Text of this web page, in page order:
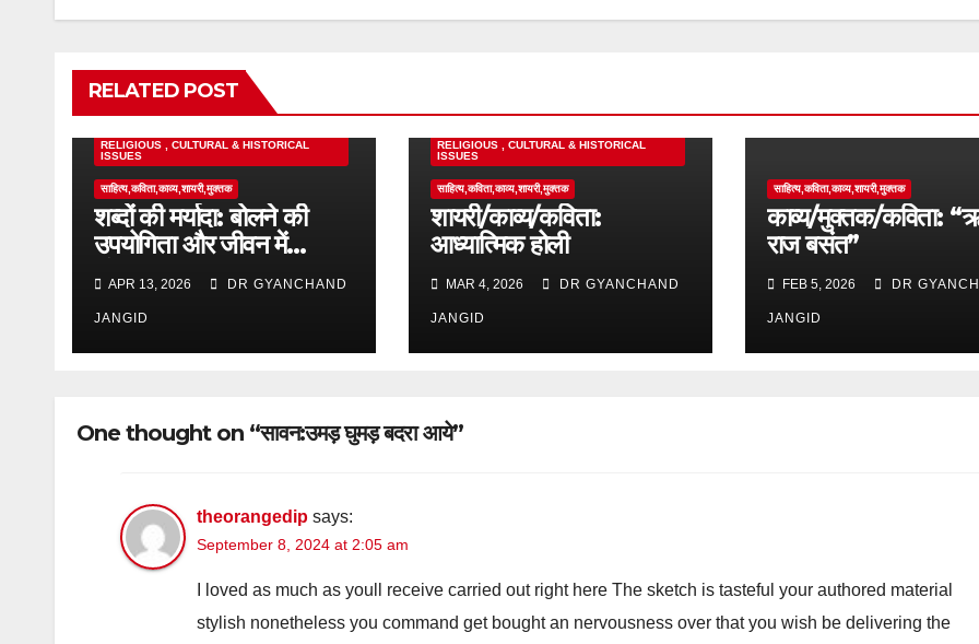
RELATED POST
RELIGIOUS , CULTURAL & HISTORICAL
ISSUES
साहित्य,कविता,काव्य,शायरी,मुक्तक
शब्दों की मर्यादा: बोलने की
उपयोगिता और जीवन में
संतुलन”
APR 13, 2026 DR GYANCHAND
JANGID
RELIGIOUS , CULTURAL & HISTORICAL
ISSUES
साहित्य,कविता,काव्य,शायरी,मुक्तक
शायरी/काव्य/कविता:
आध्यात्मिक होली
MAR 4, 2026 DR GYANCHAND
JANGID
साहित्य,कविता,काव्य,शायरी,मुक्तक
काव्य/मुक्तक/कविता:
राज बसंत”
FEB 5, 2026 DR
JANGID
One thought on “सावन:उमड़ घुमड़ बदरा आये”
theorangedip says:
September 8, 2024 at 2:05 am
I loved as much as youll receive carried out right here The sketch is tasteful your authored material
stylish nonetheless you command get bought an nervousness over that you wish be delivering the